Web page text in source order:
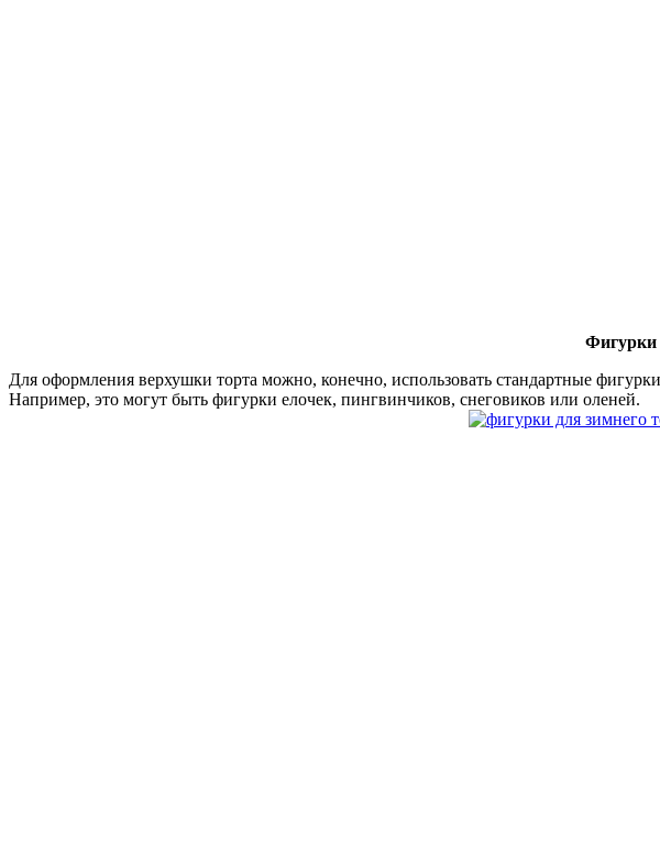
Фигурки
Для оформления верхушки торта можно, конечно, использовать стандартные
Например, это могут быть фигурки елочек, пингвинчиков, снеговиков или оленей.